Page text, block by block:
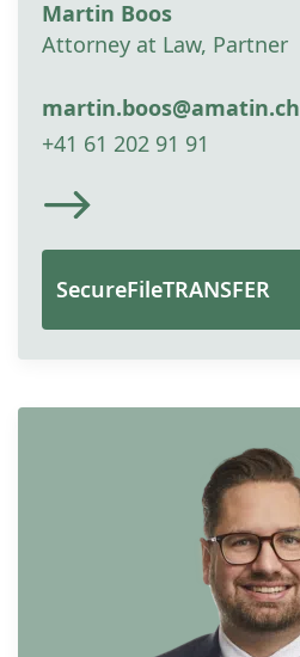
Martin Boos
Attorney at Law, Partner
martin.boos@amatin.ch
+41 61 202 91 91
SecureFileTRANSFER